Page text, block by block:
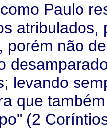
Paulo
atribulados,
porém não
levando
que
(2